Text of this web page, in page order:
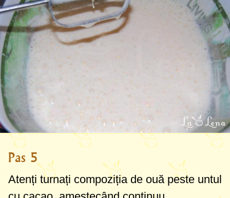
Pas 5
Atenți turnați compoziția de ouă peste untul